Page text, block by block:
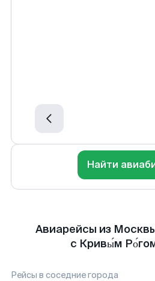
Найти
Авиарейсы из
с Кривы́м
Рейсы в соседние города